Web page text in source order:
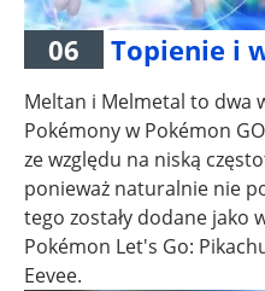
06 Topienie i
Meltan i Melmetal to dwa
Pokémony w Pokémon
ze względu na niską
ponieważ naturalnie nie
tego zostały dodane jako
Pokémon Let's Go:
Eevee.